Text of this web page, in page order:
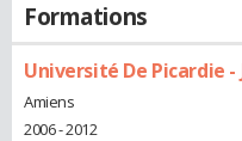
Formations
Université De Picardie -
Amiens
2006 - 2012